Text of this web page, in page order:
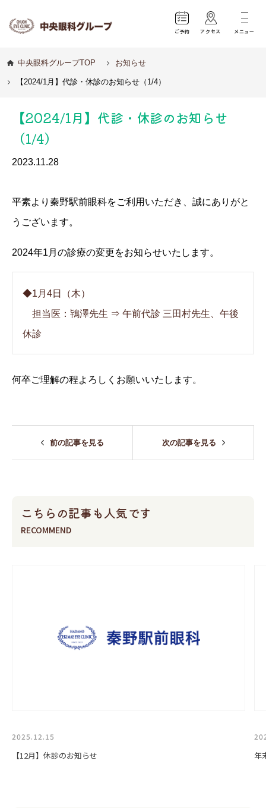
ご予約 アクセス メニュー
中央眼科グループTOP お知らせ
【2024/1月】代診・休診のお知らせ（1/4）
【2024/1月】代診・休診のお知らせ
（1/4）
2023.11.28
平素より秦野駅前眼科をご利用いただき、誠にありがと
うございます。
2024年1月の診療の変更をお知らせいたします。
◆1月4日（木）
担当医：鴇澤先生 ⇒ 午前代診 三田村先生、午後
休診
何卒ご理解の程よろしくお願いいたします。
前の記事を見る 次の記事を見る
こちらの記事も人気です
RECOMMEND
2025.12.15
【12月】休診のお知らせ 年